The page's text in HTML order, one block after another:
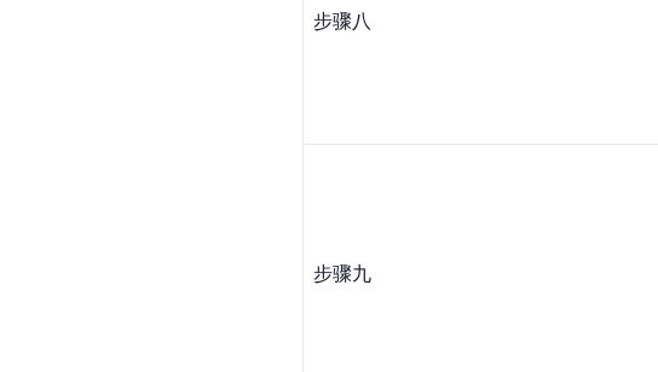
步骤八
步骤九